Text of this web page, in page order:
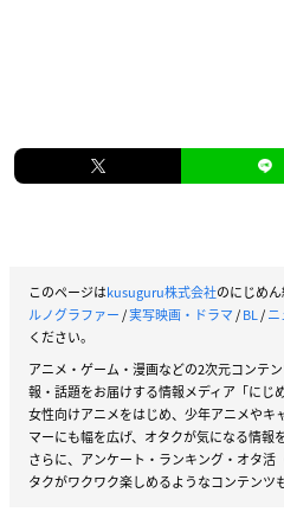
前野朋哉
※敬称略
【情報解禁】
／
本編映像が
本予告として初解禁💖🎬
＼
すれ違う木島と春彦の行方が
このページはkusuguru株式会社のにじめ
ルノグラファー/実写映画・ドラマ/BL/ニ
ください。
アニメ・ゲーム・漫画などの2次元コンテ
報・話題をお届けする情報メディア「にじ
女性向けアニメをはじめ、少年アニメやキ
マーにも幅を広げ、オタクが気になる情報
さらに、アンケート・ランキング・オタ活
タクがワクワク楽しめるようなコンテンツ